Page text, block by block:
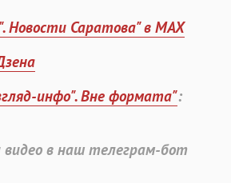
Новости Саратова" в MAX
инфо". Вне формата":
в наш телеграм-бот